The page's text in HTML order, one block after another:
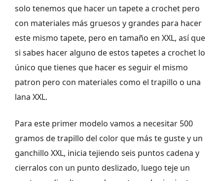
solo tenemos que hacer un tapete a crochet pero
con materiales más gruesos y grandes para hacer
este mismo tapete, pero en tamaño en XXL, así que
si sabes hacer alguno de estos tapetes a crochet lo
único que tienes que hacer es seguir el mismo
patron pero con materiales como el trapillo o una
lana XXL.
Para este primer modelo vamos a necesitar 500
gramos de trapillo del color que más te guste y un
ganchillo XXL, inicia tejiendo seis puntos cadena y
cierralos con un punto deslizado, luego teje un